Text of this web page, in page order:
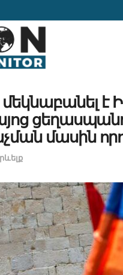
է
մասին